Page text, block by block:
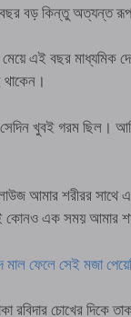
বড় কিন্তু অত্যন্ত
এই বছর মাধ্যমিক
থাকেন।
খুবই গরম ছিল।
আমার শরীরর সাথে
কোনও এক সময় আমার
ফেলে সেই মজা
রবিদার চোখের